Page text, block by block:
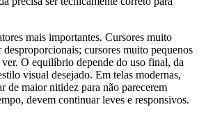
mais importantes. Cursores muito
desproporcionais; cursores muito pequenos
O equilíbrio depende do uso final, da
visual desejado. Em telas modernas,
de maior nitidez para não parecerem
devem continuar leves e responsivos.